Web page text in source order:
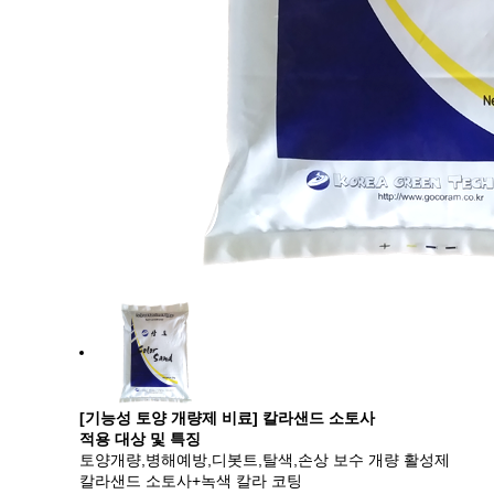
[기능성 토양 개량제 비료] 칼라샌드 소토사
적용 대상 및 특징
토양개량,병해예방,디봇트,탈색,손상 보수 개량 활성제
칼라샌드 소토사+녹색 칼라 코팅